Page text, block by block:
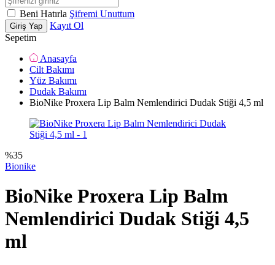
Beni Hatırla Şifremi Unuttum
Giriş Yap
Kayıt Ol
Sepetim
Anasayfa
Cilt Bakımı
Yüz Bakımı
Dudak Bakımı
BioNike Proxera Lip Balm Nemlendirici Dudak Stiği 4,5 ml
%35
Bionike
BioNike Proxera Lip Balm
Nemlendirici Dudak Stiği 4,5
ml